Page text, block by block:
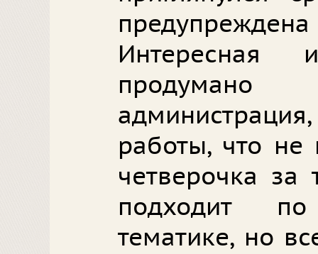
Интересная
работы, что не
четверочка за
подходит
тематике, но